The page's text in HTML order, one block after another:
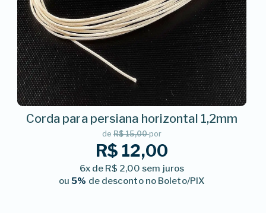
Corda para persiana horizontal 1,2mm
deR$ 15,00por
R$ 12,00
6x de R$ 2,00 sem juros
ou5% de desconto no Boleto/PIX